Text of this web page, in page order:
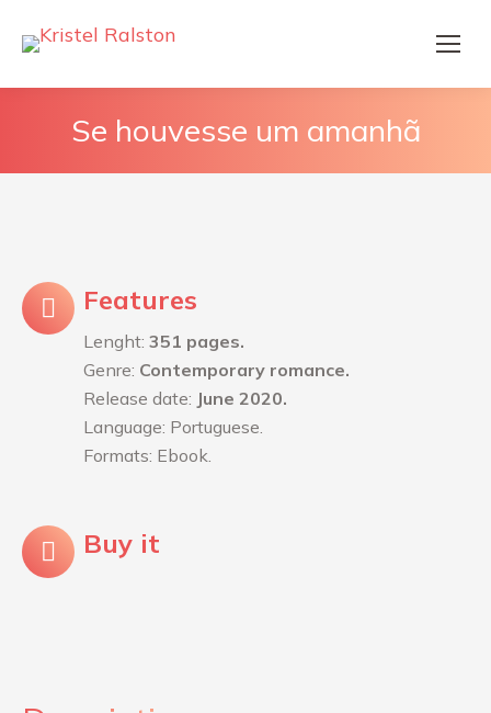
Se houvesse um amanhã
Features
Lenght: 351 pages.
Genre: Contemporary romance.
Release date: June 2020.
Language: Portuguese.
Formats: Ebook.
Buy it